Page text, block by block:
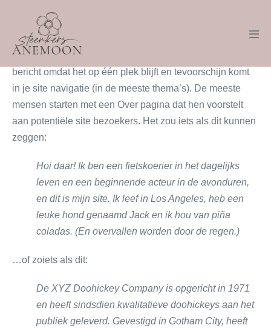
Voorbeeld pagina
Dit is een voorbeeldpagina. Het is anders dan een blog
bericht omdat het op één plek blijft en tevoorschijn komt
in je site navigatie (in de meeste thema’s). De meeste
mensen starten met een Over pagina dat hen voorstelt
aan potentiële site bezoekers. Het zou iets als dit kunnen
zeggen:
Hoi daar! Ik ben een fietskoerier in het dagelijks
leven en een beginnende acteur in de avonduren,
en dit is mijn site. Ik leef in Los Angeles, heb een
leuke hond genaamd Jack en ik hou van piña
coladas. (En overvallen worden door de regen.)
…of zoiets als dit:
De XYZ Doohickey Company is opgericht in 1971
en heeft sindsdien kwalitatieve doohickeys aan het
publiek geleverd. Gevestigd in Gotham City, heeft